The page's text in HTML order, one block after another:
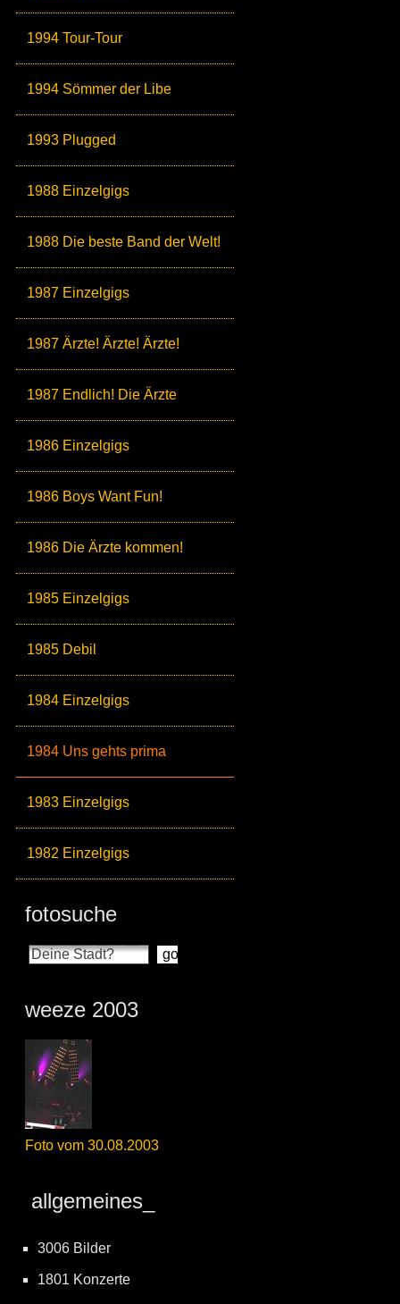
1994 Tour-Tour
1994 Sömmer der Libe
1993 Plugged
1988 Einzelgigs
1988 Die beste Band der Welt!
1987 Einzelgigs
1987 Ärzte! Ärzte! Ärzte!
1987 Endlich! Die Ärzte
1986 Einzelgigs
1986 Boys Want Fun!
1986 Die Ärzte kommen!
1985 Einzelgigs
1985 Debil
1984 Einzelgigs
1984 Uns gehts prima
1983 Einzelgigs
1982 Einzelgigs
fotosuche
weeze 2003
Foto vom 30.08.2003
allgemeines_
3006 Bilder
1801 Konzerte